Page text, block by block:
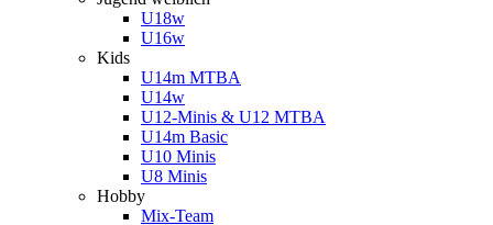
U18w
U16w
Kids
U14m MTBA
U14w
U12-Minis & U12 MTBA
U14m Basic
U10 Minis
U8 Minis
Hobby
Mix-Team